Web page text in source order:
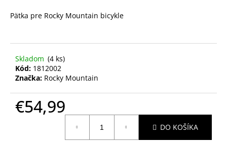
Pätka pre Rocky Mountain bicykle
Skladom (4 ks)
Kód: 1812002
Značka: Rocky Mountain
€54,99
DO KOŠÍKA